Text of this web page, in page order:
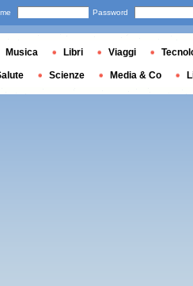
Password
Musica Libri Viaggi
Scienze Media & Co